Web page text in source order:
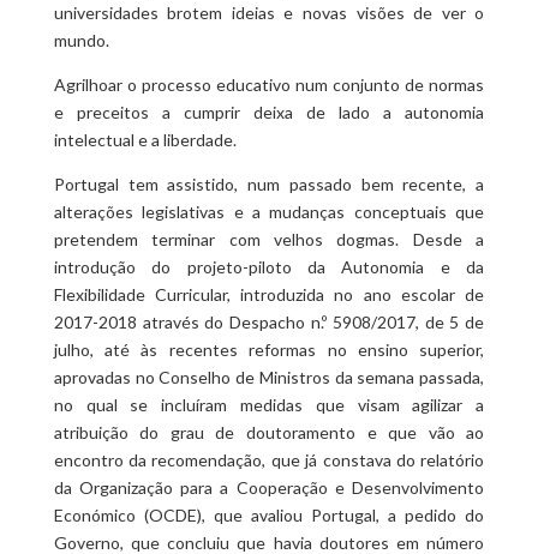
universidades brotem ideias e novas visões de ver o
mundo.
Agrilhoar o processo educativo num conjunto de normas
e preceitos a cumprir deixa de lado a autonomia
intelectual e a liberdade.
Portugal tem assistido, num passado bem recente, a
alterações legislativas e a mudanças conceptuais que
pretendem terminar com velhos dogmas. Desde a
introdução do projeto-piloto da Autonomia e da
Flexibilidade Curricular, introduzida no ano escolar de
2017-2018 através do Despacho n.º 5908/2017, de 5 de
julho, até às recentes reformas no ensino superior,
aprovadas no Conselho de Ministros da semana passada,
no qual se incluíram medidas que visam agilizar a
atribuição do grau de doutoramento e que vão ao
encontro da recomendação, que já constava do relatório
da Organização para a Cooperação e Desenvolvimento
Económico (OCDE), que avaliou Portugal, a pedido do
Governo, que concluiu que havia doutores em número